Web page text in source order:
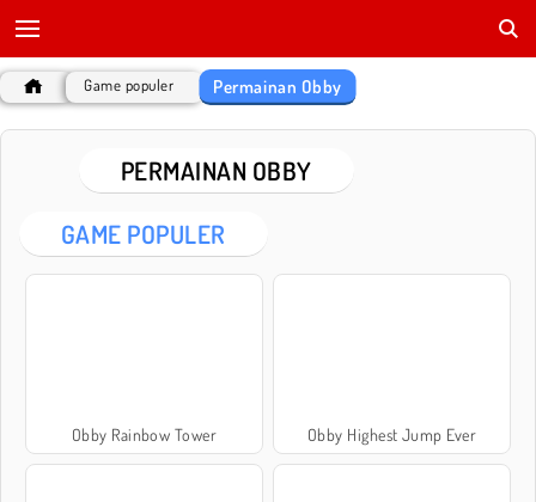
Game populer Permainan Obby
PERMAINAN OBBY
GAME POPULER
Obby Rainbow Tower Obby Highest Jump Ever